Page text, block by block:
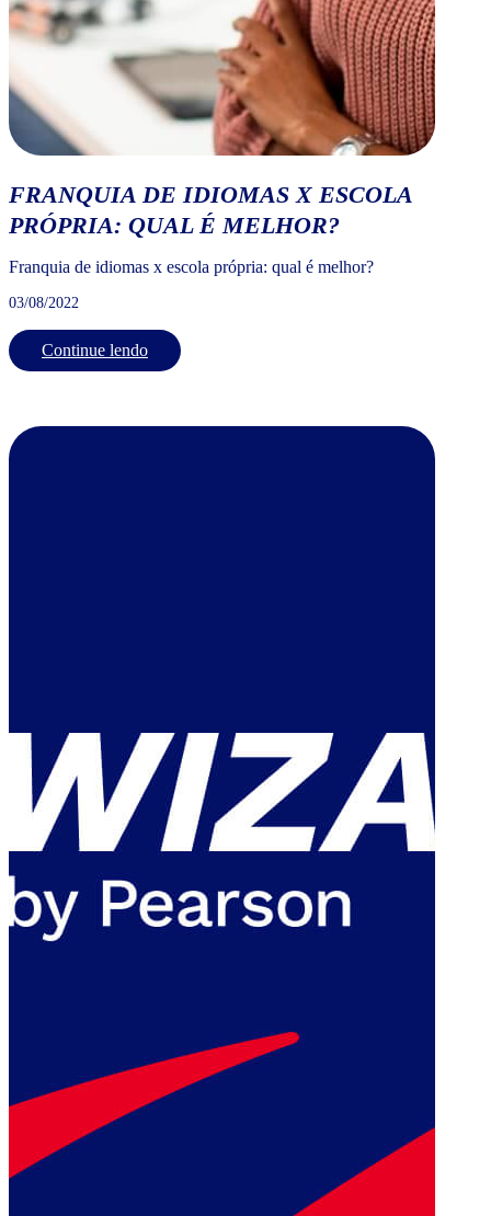
FRANQUIA DE IDIOMAS X ESCOLA
PRÓPRIA: QUAL É MELHOR?
Franquia de idiomas x escola própria: qual é melhor?
03/08/2022
Continue lendo